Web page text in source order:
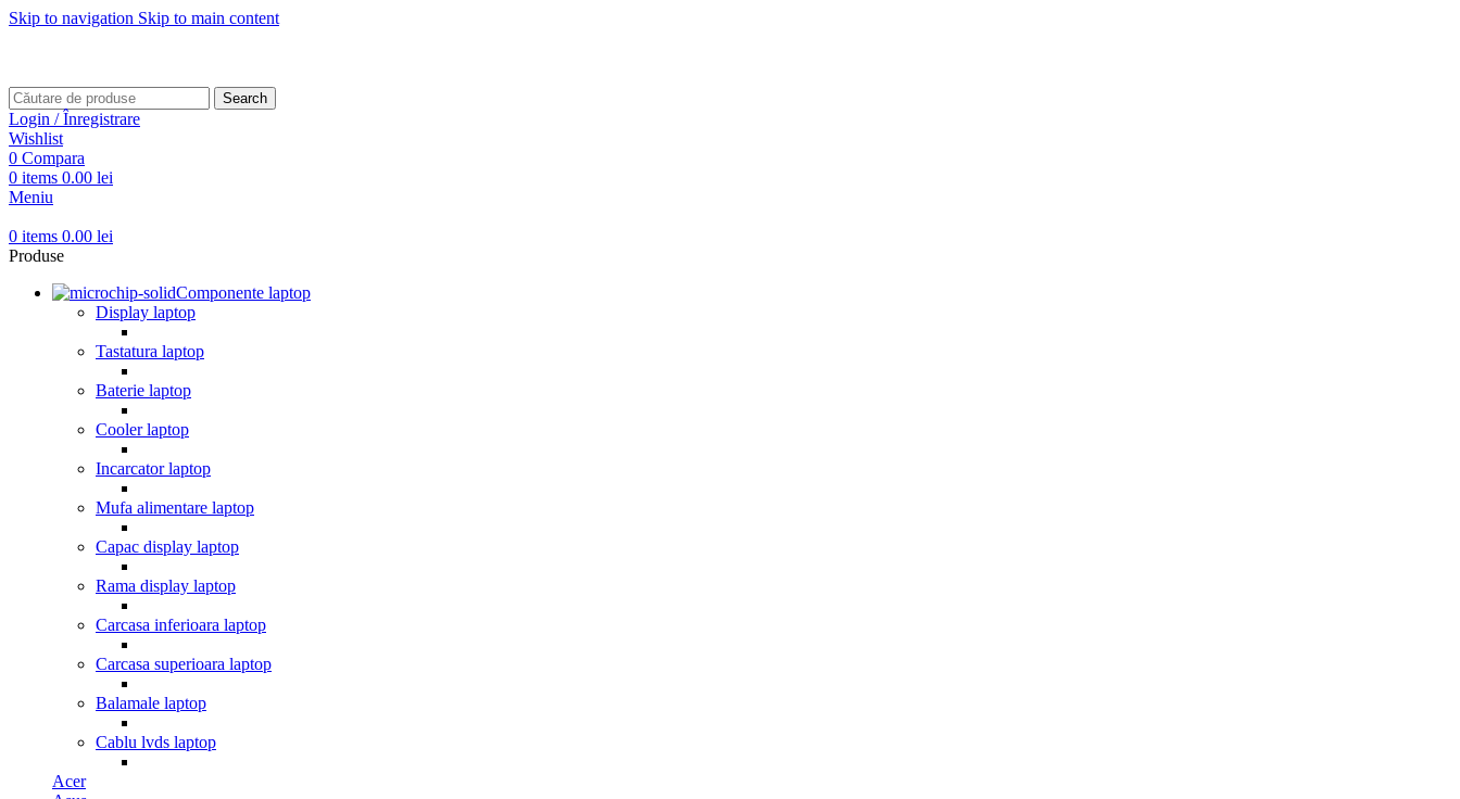
Skip to navigation Skip to main content
Search
Login / Înregistrare
Wishlist
0 Compara
0 items 0.00 lei
Meniu
0 items 0.00 lei
Produse
Componente laptop
Display laptop
Tastatura laptop
Baterie laptop
Cooler laptop
Incarcator laptop
Mufa alimentare laptop
Capac display laptop
Rama display laptop
Carcasa inferioara laptop
Carcasa superioara laptop
Balamale laptop
Cablu lvds laptop
Acer